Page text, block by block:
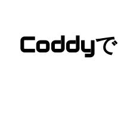
Coddyで